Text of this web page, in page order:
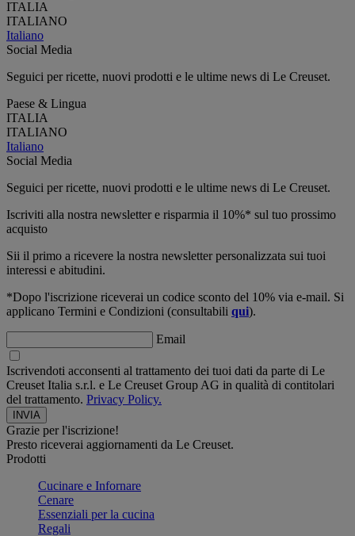
ITALIA
ITALIANO
Italiano
Social Media
Seguici per ricette, nuovi prodotti e le ultime news di Le Creuset.
Paese & Lingua
ITALIA
ITALIANO
Italiano
Social Media
Seguici per ricette, nuovi prodotti e le ultime news di Le Creuset.
Iscriviti alla nostra newsletter e risparmia il 10%* sul tuo prossimo
acquisto
Sii il primo a ricevere la nostra newsletter personalizzata sui tuoi
interessi e abitudini.
*Dopo l'iscrizione riceverai un codice sconto del 10% via e-mail. Si
applicano Termini e Condizioni (consultabili qui).
Email
Iscrivendoti acconsenti al trattamento dei tuoi dati da parte di Le
Creuset Italia s.r.l. e Le Creuset Group AG in qualità di contitolari
del trattamento. Privacy Policy.
Grazie per l'iscrizione!
Presto riceverai aggiornamenti da Le Creuset.
Prodotti
Cucinare e Infornare
Cenare
Essenziali per la cucina
Regali